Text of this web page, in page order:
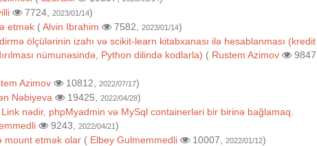
7724, 2023/01/14)
etmək (Alvin Ibrahim 7582, 2023/01/14)
ölçülərinin izahı və scikit-learn kitabxanası ilə hesablanması (kredit
nümunəsində, Python dilində kodlarla) ( Rustem Azimov 9847,
Azimov 10812, 2022/07/17)
Nəbiyeva 19425, 2022/04/28)
nədir, phpMyadmin və MySql containerləri bir birinə bağlamaq.
9243, 2022/04/21)
mount etmək olar ( Elbey Gulmemmedli 10007, 2022/01/12)